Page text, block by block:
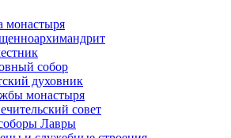
монастыря
собор
духовник
монастыря
совет
Лавры